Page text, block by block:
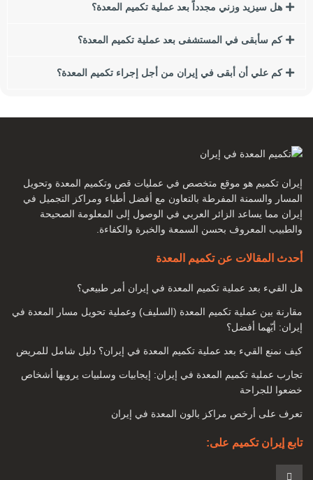
البعض. إذا كنت تعبت من زيادة الوزن والسمنة ، نقترح عليك قراءة
ما هي أسباب زيادة الوزن والسمنة؟
ما هي الجراحة الأفضل بالنسبة لي؟
أنواع جراحة تكميم المعدة لإنقاص الوزن ما هي الشروط التي يجب
أن نواجهها لإجراء جراحة تكميم المعدة؟
هل يصل الشخص إلى الوزن المطلوب بعد الجراحة؟
الجسم. وهي عبارة عن مجموعة من الأنسجة الدهنية في مناطق
اليوم ، أصبحت السمنة مرضًا ، بالإضافة إلى المشاكل الجسدية ،
يتسبب أحيانًا أيضًا في مشاكل عقلية وعاطفية لدى بعض الأشخاص.
هل سيزيد وزني مجدداً بعد عملية تكميم المعدة؟
كم سأبقى في المستشفى بعد عملية تكميم المعدة؟
كم علي أن أبقى في إيران من أجل إجراء تكميم المعدة؟
إيران تكميم هو موقع متخصص في عمليات قص وتكميم المعدة وتحويل
المسار والسمنة المفرطة بالتعاون مع أفضل أطباء ومراكز التجميل في
إيران مما يساعد الزائر العربي في الوصول إلى المعلومة الصحيحة
والطبيب المعروف بحسن السمعة والخبرة والكفاءة.
أحدث المقالات عن تكميم المعدة
هل القيء بعد عملية تكميم المعدة في إيران أمر طبيعي؟
مقارنة بين عملية تكميم المعدة (السليف) وعملية تحويل مسار المعدة في
إيران: أيّهما أفضل؟
كيف نمنع القيء بعد عملية تكميم المعدة في إيران؟ دليل شامل للمريض
تجارب عملية تكميم المعدة في إيران: إيجابيات وسلبيات يرويها أشخاص
خضعوا للجراحة
تعرف على أرخص مراكز بالون المعدة في إيران
تابع إيران تكميم على: